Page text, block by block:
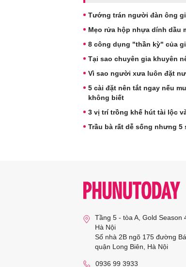
Tướng trán người đàn ông
Mẹo rửa hộp nhựa dính dầu
8 công dụng "thần kỳ" của
Tại sao chuyên gia khuyên
Vì sao người xưa luôn đặt
5 cài đặt nên tắt ngay nếu
không biết
3 vị trí trồng khế hút tài lộc
Trầu bà rất dễ sống nhưng
Tầng 5 - tòa A, Gold Season
Hà Nội
Số nhà 2B ngõ 175 đường
quận Long Biên, Hà Nội
0936 99 3933